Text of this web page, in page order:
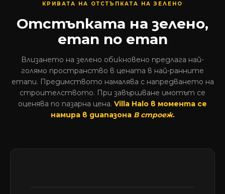
КРИВАТА НА ОТСТЪПКАТА НА ЗЕЛЕНО
Отстъпката на зелено,
етап по етап
Влизането на зелено обикновено предлага най-
голямо пространство в цената в най-ранните
етапи. Предимството намалява с напредването на
строителството. При завършване имотът се
оценява по пазарна цена. Villa Halo в момента се
намира в диапазона В строеж.